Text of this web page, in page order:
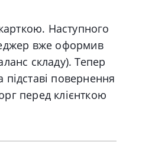
Наступного
вже оформив
складу). Тепер
повернення
перед клієнткою